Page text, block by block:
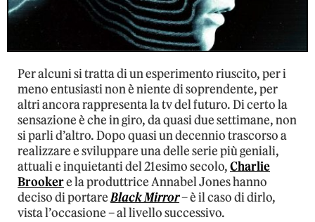
Per alcuni si tratta di un esperimento riuscito, per i
meno entusiasti non è niente di soprendente, per
altri ancora rappresenta la tv del futuro. Di certo la
sensazione è che in giro, da quasi due settimane, non
si parli d’altro. Dopo quasi un decennio trascorso a
realizzare e sviluppare una delle serie più geniali,
attuali e inquietanti del 21esimo secolo,Charlie
Brookere la produttrice Annabel Jones hanno
deciso di portareBlack Mirror– è il caso di dirlo,
vista l’occasione – al livello successivo.